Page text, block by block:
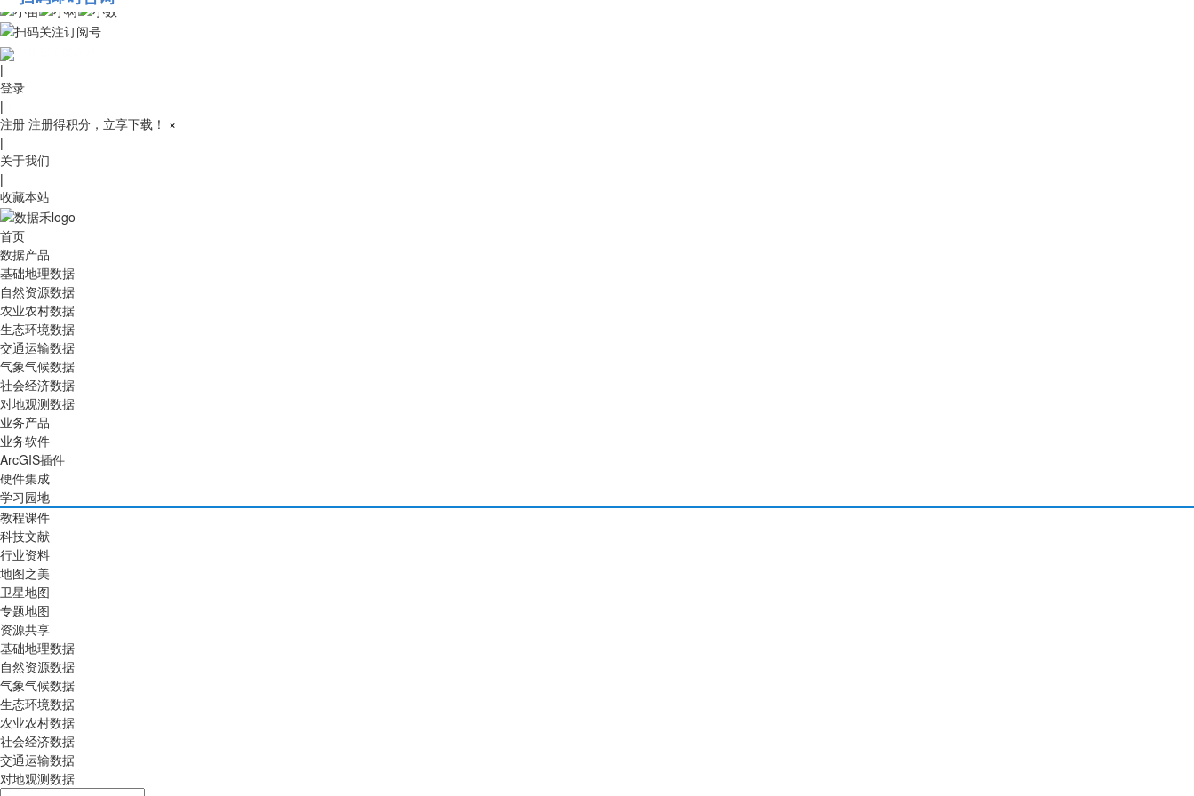
010-53689091
|
登录
|
注册 注册得积分，立享下载！ ×
|
关于我们
|
收藏本站
首页
数据产品
基础地理数据
自然资源数据
农业农村数据
生态环境数据
交通运输数据
气象气候数据
社会经济数据
对地观测数据
业务产品
业务软件
ArcGIS插件
硬件集成
学习园地
教程课件
科技文献
行业资料
地图之美
卫星地图
专题地图
资源共享
基础地理数据
自然资源数据
气象气候数据
生态环境数据
农业农村数据
社会经济数据
交通运输数据
对地观测数据